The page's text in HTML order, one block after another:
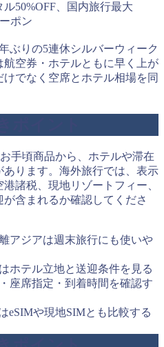
50%OFF、国内旅行最大
ポン
ぶりの5連休シルバーウィーク
空券・ホテルともに早く上が
でなく空席とホテル相場を同
手頃商品から、ホテルや滞在
ります。海外旅行では、表示
諸税、現地リゾートフィー、
含まれるか確認してくださ
アジアは週末旅行にも使いや
ホテル立地と送迎条件を見る
座席指定・到着時間を確認す
eSIMや現地SIMとも比較する